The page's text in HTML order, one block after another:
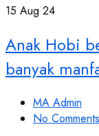
15 Aug 24
Anak Hobi
banyak
MA Admin
No Comments